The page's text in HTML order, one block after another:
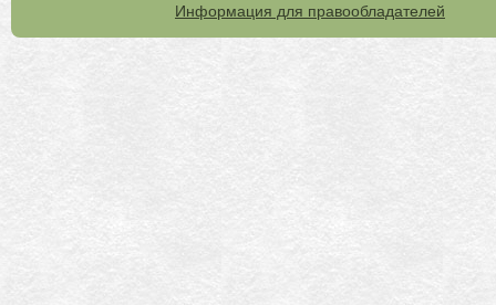
Информация для правообладателей